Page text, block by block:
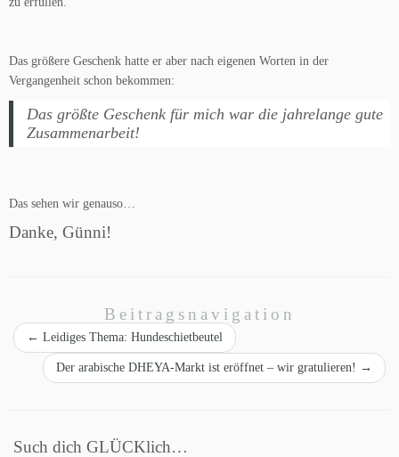
Das größere Geschenk hatte er aber nach eigenen Worten in der
Vergangenheit schon bekommen:
Das größte Geschenk für mich war die jahrelange gute
Zusammenarbeit!
Das sehen wir genauso…
Danke, Günni!
Beitragsnavigation
← Leidiges Thema: Hundeschietbeutel
Der arabische DHEYA-Markt ist eröffnet – wir gratulieren! →
Such dich GLÜCKlich…